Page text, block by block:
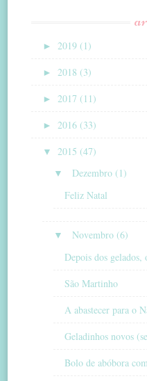
► 2019 (1)
► 2018 (3)
► 2017 (11)
► 2016 (33)
▼ 2015 (47)
▼
Dezembro (1)
Feliz Natal
▼
Novembro (6)
Depois dos gelados,
São Martinho
A abastecer para o
Geladinhos novos
Bolo de abóbora